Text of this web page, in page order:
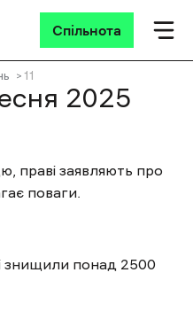
Спільнота
11
2025
праві заявляють про
поваги.
знищили понад 2500